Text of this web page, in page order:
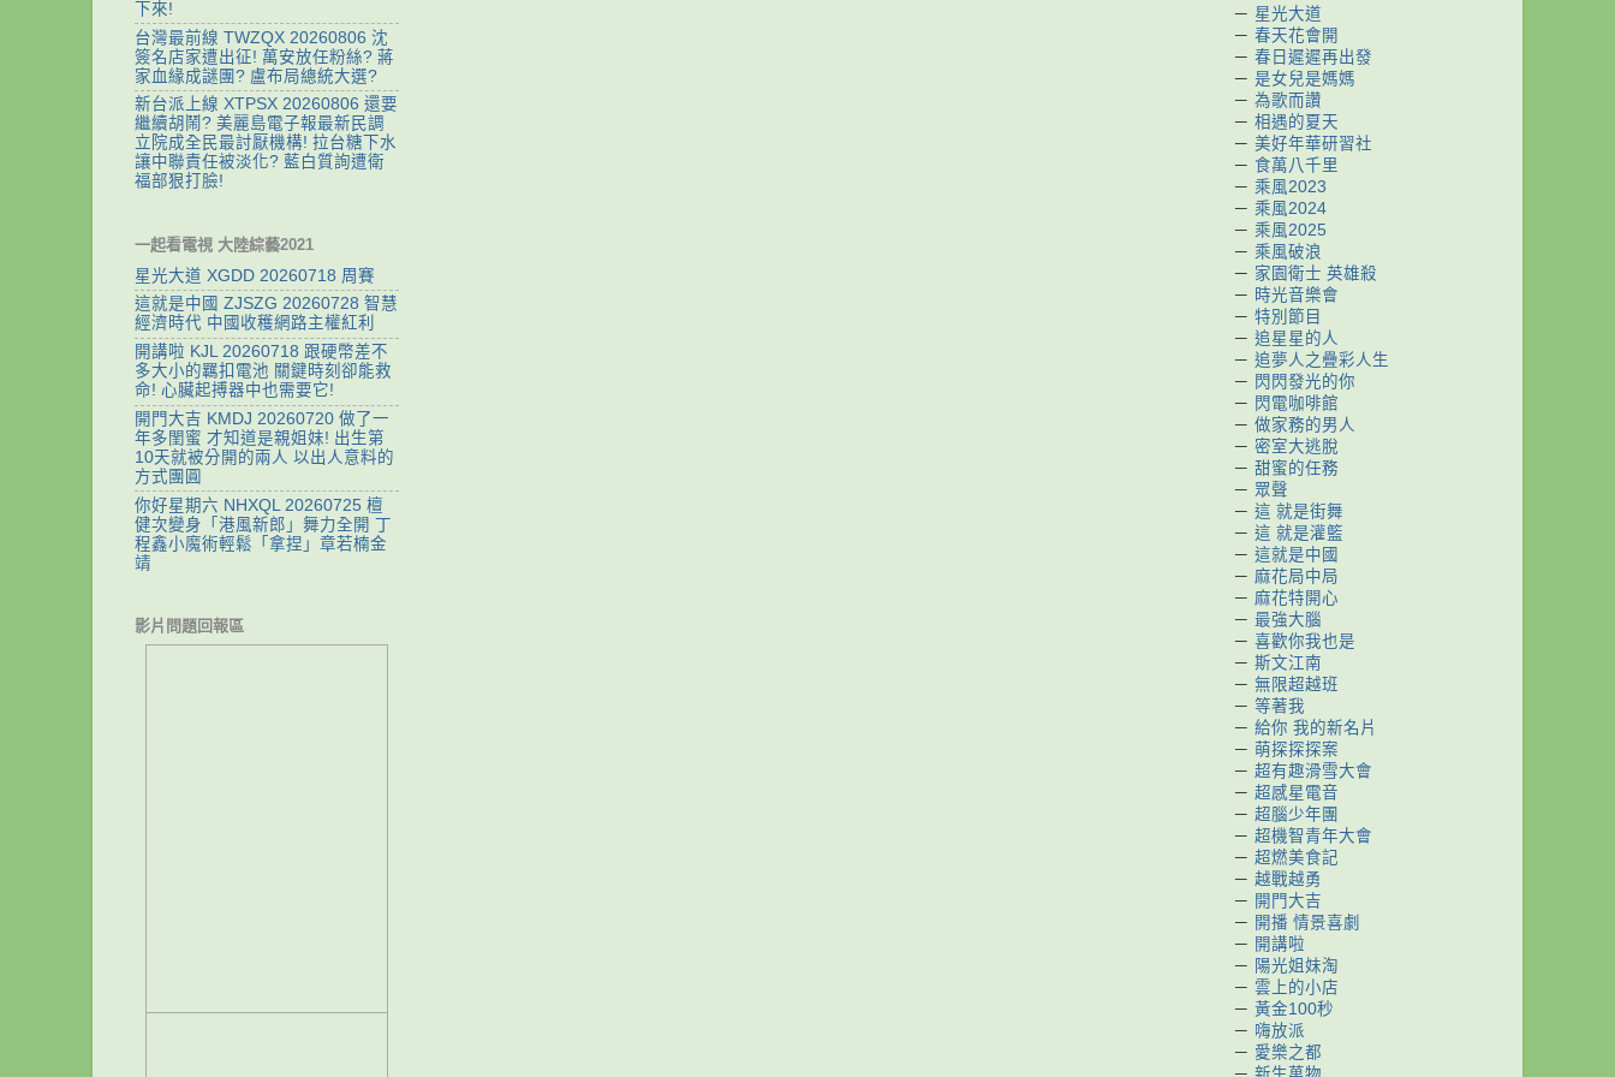
下來!
台灣最前線 TWZQX 20260806 沈
簽名店家遭出征! 萬安放任粉絲? 蔣
家血緣成謎團? 盧布局總統大選?
新台派上線 XTPSX 20260806 還要
繼續胡鬧? 美麗島電子報最新民調
立院成全民最討厭機構! 拉台糖下水
讓中聯責任被淡化? 藍白質詢遭衛
福部狠打臉!
一起看電視 大陸綜藝2021
星光大道 XGDD 20260718 周賽
這就是中國 ZJSZG 20260728 智慧
經濟時代 中國收穫網路主權紅利
開講啦 KJL 20260718 跟硬幣差不
多大小的羈扣電池 關鍵時刻卻能救
命! 心臟起搏器中也需要它!
開門大吉 KMDJ 20260720 做了一
年多閨蜜 才知道是親姐妹! 出生第
10天就被分開的兩人 以出人意料的
方式團圓
你好星期六 NHXQL 20260725 檀
健次變身「港風新郎」舞力全開 丁
程鑫小魔術輕鬆「拿捏」章若楠金
靖
影片問題回報區
－ 星光大道
－ 春天花會開
－ 春日遲遲再出發
－ 是女兒是媽媽
－ 為歌而讚
－ 相遇的夏天
－ 美好年華研習社
－ 食萬八千里
－ 乘風2023
－ 乘風2024
－ 乘風2025
－ 乘風破浪
－ 家園衛士 英雄殺
－ 時光音樂會
－ 特別節目
－ 追星星的人
－ 追夢人之疊彩人生
－ 閃閃發光的你
－ 閃電咖啡館
－ 做家務的男人
－ 密室大逃脫
－ 甜蜜的任務
－ 眾聲
－ 這 就是街舞
－ 這 就是灌籃
－ 這就是中國
－ 麻花局中局
－ 麻花特開心
－ 最強大腦
－ 喜歡你我也是
－ 斯文江南
－ 無限超越班
－ 等著我
－ 給你 我的新名片
－ 萌探探探案
－ 超有趣滑雪大會
－ 超感星電音
－ 超腦少年團
－ 超機智青年大會
－ 超燃美食記
－ 越戰越勇
－ 開門大吉
－ 開播 情景喜劇
－ 開講啦
－ 陽光姐妹淘
－ 雲上的小店
－ 黃金100秒
－ 嗨放派
－ 愛樂之都